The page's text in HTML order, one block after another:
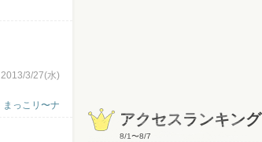
2013/3/27(水)
まっこリ〜ナ
アクセスランキング
8/1〜8/7